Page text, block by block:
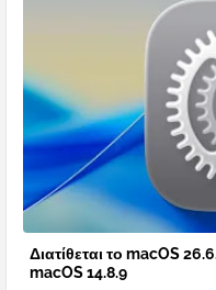
Διατίθεται το macOS
macOS 14.8.9